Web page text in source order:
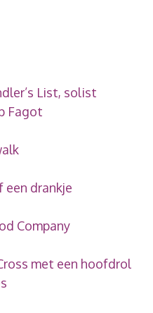
List, solist
Fagot
een drankje
Company
met een hoofdrol